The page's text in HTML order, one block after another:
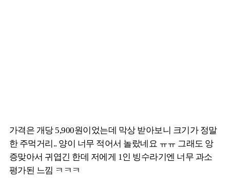
가격은 개당 5,900원이었는데 막상 받아보니 크기가 정말
한 주먹거리.. 양이 너무 적어서 놀랐네요 ㅠㅠ 그래도 앙
증맞아서 귀엽긴 한데 저에게 1인 빙수라기엔 너무 과소
평가된 느낌 ㅋㅋㅋ